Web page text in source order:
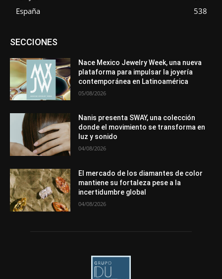
España
538
SECCIONESAsociaciones
Entrevistas
Mundo Técnico
Novedades Opiniones
Perspectiva
Premios
Secciones Sin categoría
Sucesos
Más
Nace Mexico Jewelry Week, una nueva
plataforma para impulsar la joyería
contemporánea en Latinoamérica
05/08/2026
Nanis presenta SWAY, una colección
donde el movimiento se transforma en
luz y sonido
04/08/2026
El mercado de los diamantes de color
mantiene su fortaleza pese a la
incertidumbre global
04/08/2026